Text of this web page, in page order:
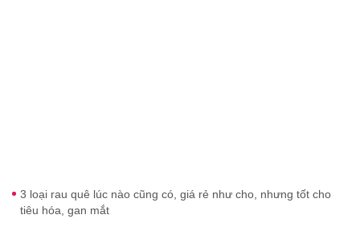
3 loại rau quê lúc nào cũng có, giá rẻ như cho, nhưng tốt cho
tiêu hóa, gan mắt